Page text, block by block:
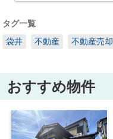
タグ一覧
袋井
不動産 不動産売却
おすすめ物件